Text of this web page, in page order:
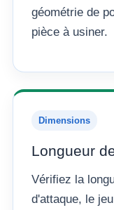
géométrie de
pièce à usiner.
Dimensions
Longueur
Vérifiez la
d'attaque, le